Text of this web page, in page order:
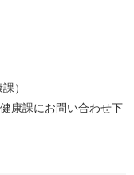
）
康課にお問い合わせ下